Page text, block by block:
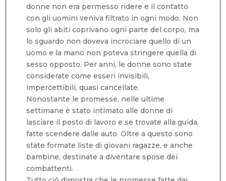
donne non era permesso ridere e il contatto
con gli uomini veniva filtrato in ogni modo. Non
solo gli abiti coprivano ogni parte del corpo, ma
lo sguardo non doveva incrociare quello di un
uomo e la mano non poteva stringere quella di
sesso opposto. Per anni, le donne sono state
considerate come esseri invisibili,
impercettibili, quasi cancellate.
Nonostante le promesse, nelle ultime
settimane è stato intimato alle donne di
lasciare il posto di lavoro e se trovate alla guida,
fatte scendere dalle auto. Oltre a questo sono
state formate liste di giovani ragazze, e anche
bambine, destinate a diventare spose dei
combattenti.